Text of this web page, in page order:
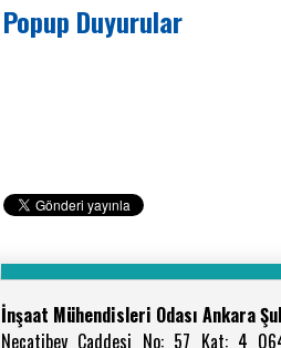
Popup Duyurular
İnşaat Mühendisleri Odası Ankara
Necatibey Caddesi No: 57 Kat: 4